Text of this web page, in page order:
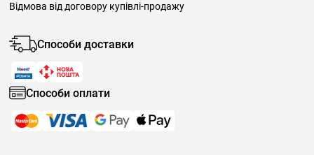
Відмова від договору купівлі-продажу
Способи доставки
Способи оплати